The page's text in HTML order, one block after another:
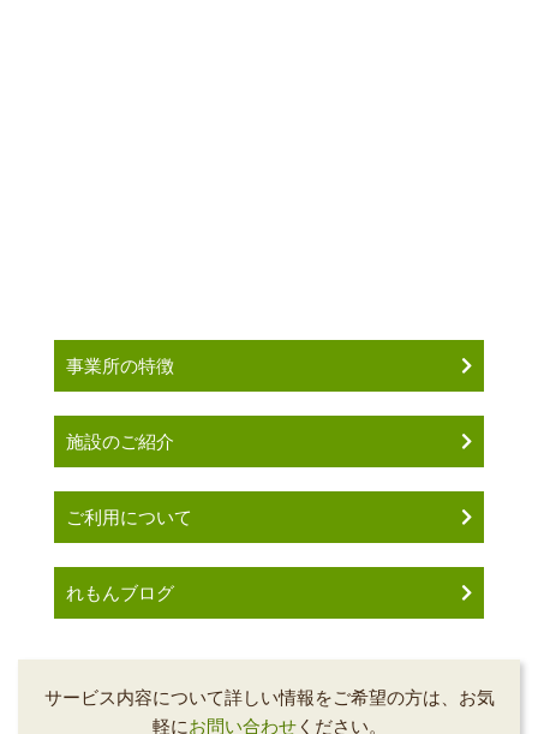
事業所の特徴
施設のご紹介
ご利用について
れもんブログ
サービス内容について詳しい情報をご希望の方は、お気
軽にお問い合わせください。